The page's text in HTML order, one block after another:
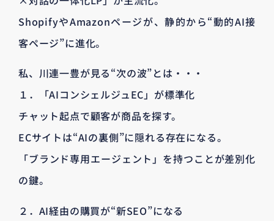
ShopifyやAmazonページが、静的から“動的AI接
客ページ”に進化。
私、川連一豊が見る“次の波”とは・・・
１．「AIコンシェルジュEC」が標準化
チャット起点で顧客が商品を探す。
ECサイトは“AIの裏側”に隠れる存在になる。
「ブランド専用エージェント」を持つことが差別化
の鍵。
２．AI経由の購買が“新SEO”になる